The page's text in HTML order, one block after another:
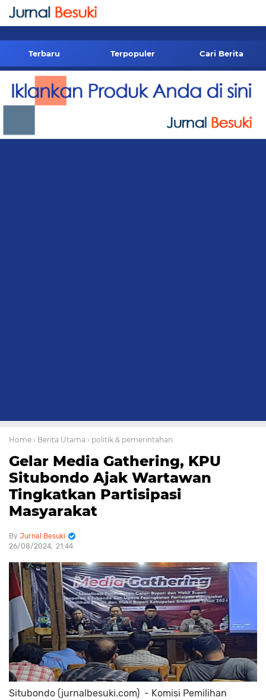
-->
Terbaru Terpopuler Cari Berita
Home › Berita Utama › politik & pemerintahan
Gelar Media Gathering, KPU
Situbondo Ajak Wartawan
Tingkatkan Partisipasi
Masyarakat
Jurnal Besuki
26/08/2024 21:44
Situbondo (jurnalbesuki.com) - Komisi Pemilihan